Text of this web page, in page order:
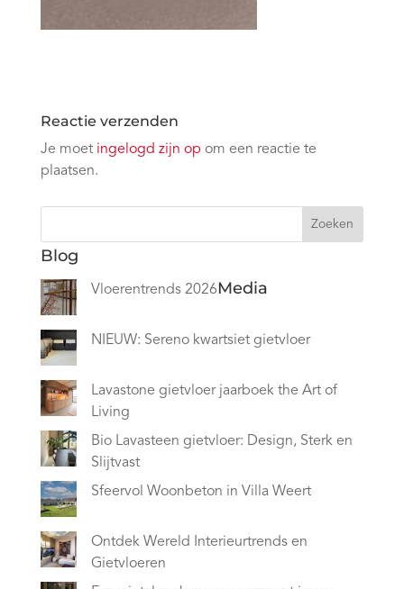
Reactie verzenden
Je moet ingelogd zijn op om een reactie te
plaatsen.
Zoeken
Blog
Vloerentrends 2026
NIEUW: Sereno kwartsiet gietvloer
Lavastone gietvloer jaarboek the Art of
Living
Bio Lavasteen gietvloer: Design, Sterk en
Slijtvast
Sfeervol Woonbeton in Villa Weert
Ontdek Wereld Interieurtrends en
Gietvloeren
Media